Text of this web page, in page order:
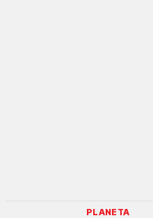
PLANETA